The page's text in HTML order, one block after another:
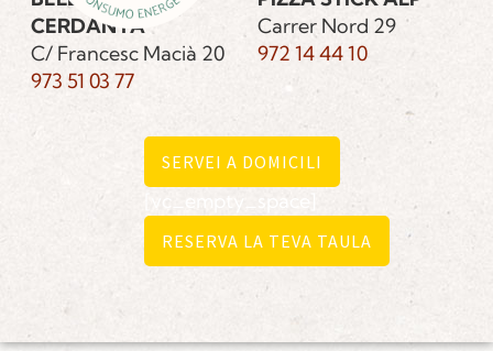
CERDANYA
C/ Francesc Macià 20
973 51 03 77
Carrer Nord 29
972 14 44 10
SERVEI A DOMICILI
[vc_empty_space]
RESERVA LA TEVA TAULA